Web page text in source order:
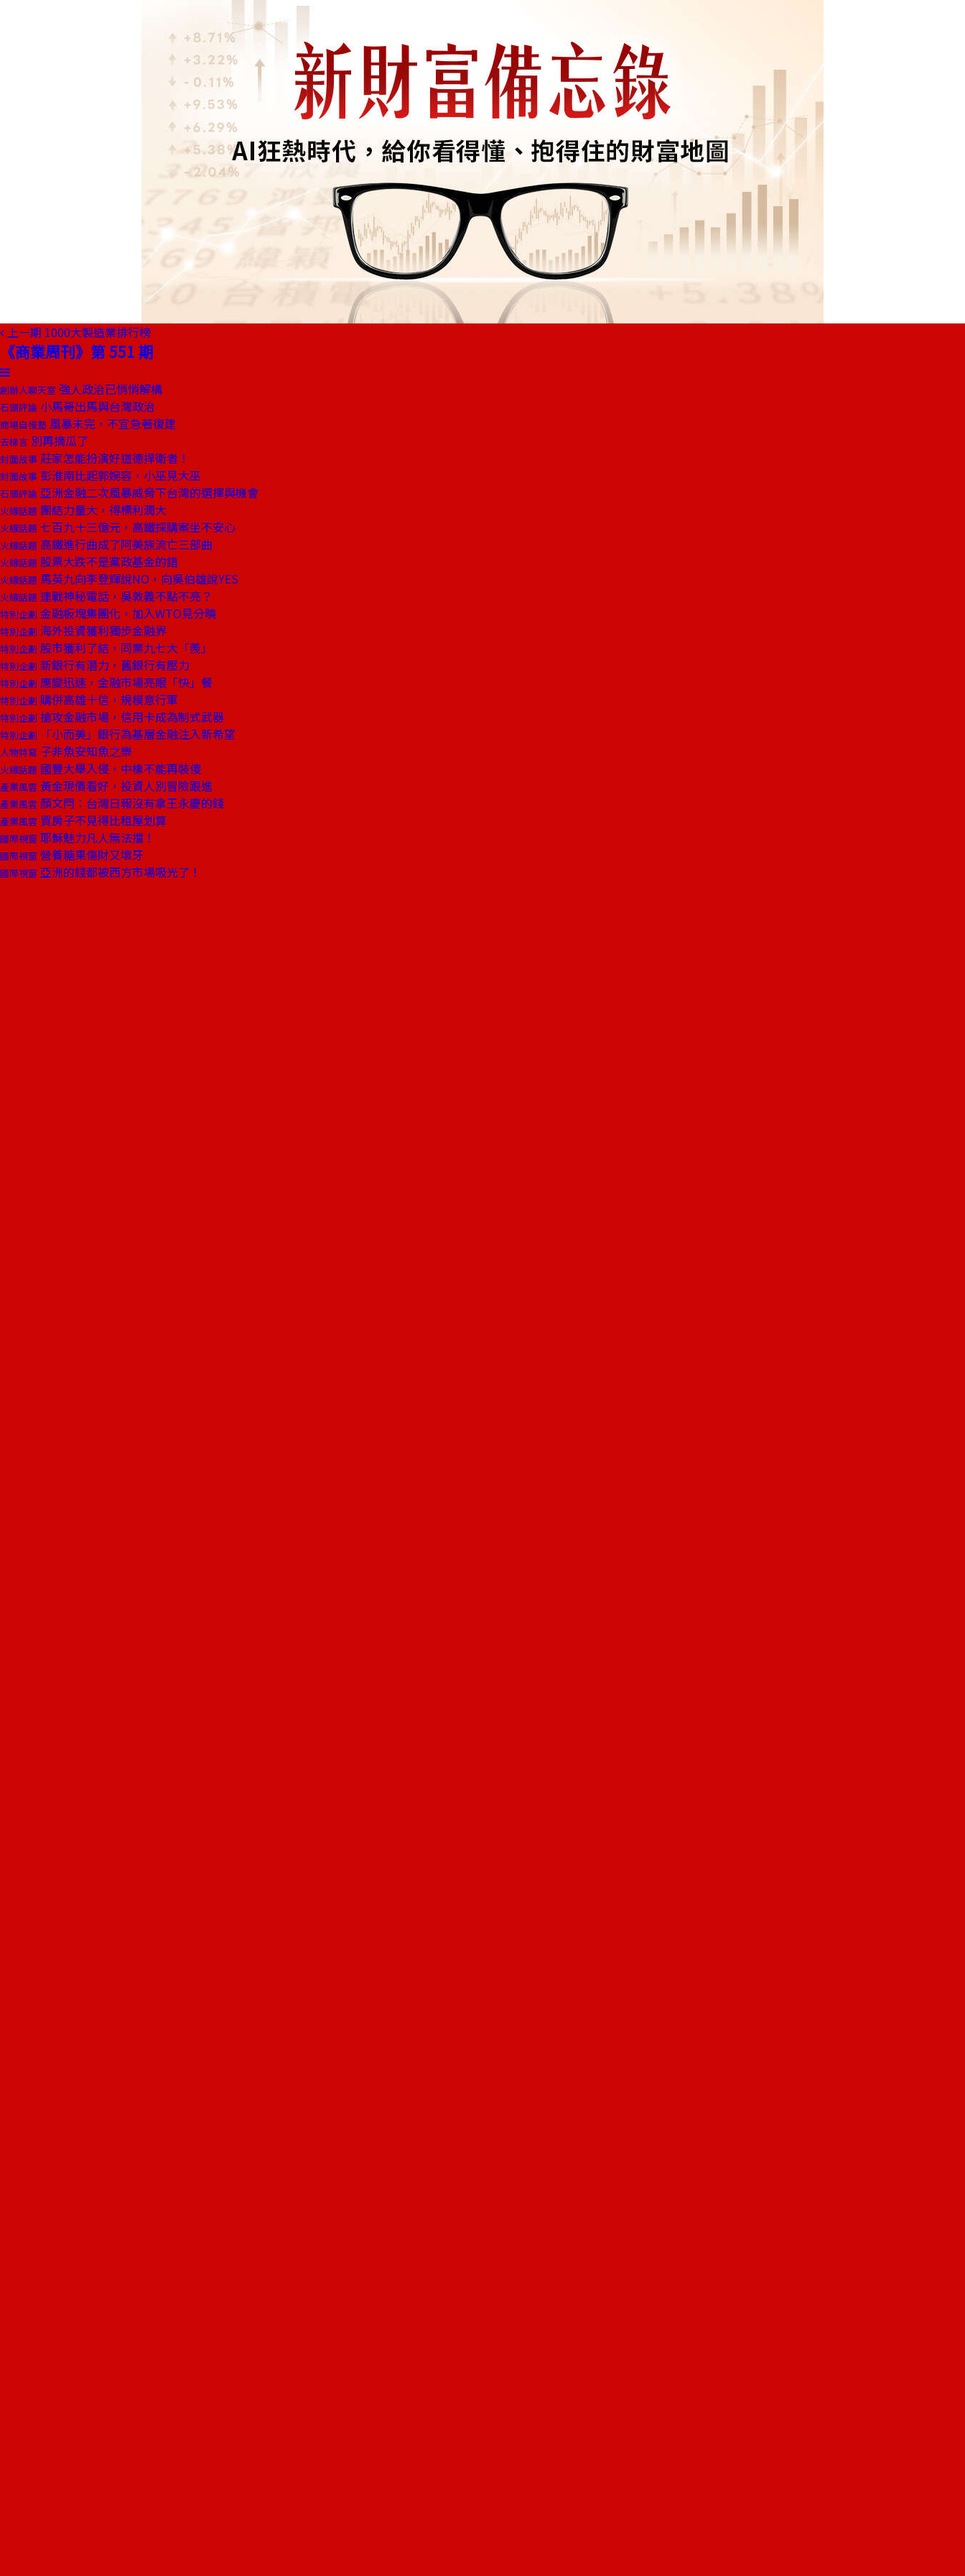
上一期 1000大製造業排行榜
《商業周刊》第 551 期
創辦人聊天室 強人政治已悄悄解構
石頭評論 小馬哥出馬與台灣政治
商場自慢塾 風暴未完，不宜急著復建
去梯言 別再摘瓜了
封面故事 莊家怎能扮演好道德捍衛者！
封面故事 彭淮南比起郭婉容，小巫見大巫
石頭評論 亞洲金融二次風暴威脅下台灣的選擇與機會
火線話題 團結力量大，得標利潤大
火線話題 七百九十三億元，高鐵採購案坐不安心
火線話題 高鐵進行曲成了阿美族流亡三部曲
火線話題 股票大跌不是黨政基金的錯
火線話題 馬英九向李登輝說NO，向吳伯雄說YES
火線話題 連戰神秘電話，吳敦義不點不亮？
特別企劃 金融板塊集團化，加入WTO見分曉
特別企劃 海外投資獲利獨步金融界
特別企劃 股市獲利了結，同業九七大「羨」
特別企劃 新銀行有潛力，舊銀行有壓力
特別企劃 應變迅速，金融市場亮眼「快」餐
特別企劃 購併高雄十信，規模意行軍
特別企劃 搶攻金融市場，信用卡成為制式武器
特別企劃 「小而美」銀行為基層金融注入新希望
人物特寫 子非魚安知魚之樂
火線話題 國豐大舉入侵，中橡不能再裝傻
產業風雲 黃金現價看好，投資人別冒險跟進
產業風雲 顏文閂：台灣日報沒有拿王永慶的錢
產業風雲 買房子不見得比租屋划算
國際視窗 耶穌魅力凡人無法擋！
國際視窗 營養糖果傷財又壞牙
國際視窗 亞洲的錢都被西方市場吸光了！